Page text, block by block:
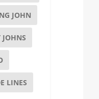
JOHN
JOHNS
LINES